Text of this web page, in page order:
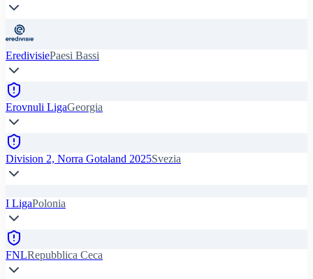
EredivisiePaesi Bassi
Erovnuli LigaGeorgia
Division 2, Norra Gotaland 2025Svezia
I LigaPolonia
FNLRepubblica Ceca